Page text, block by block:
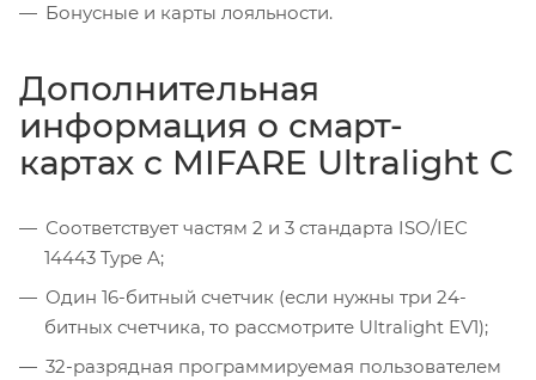
Бонусные и карты лояльности.
Дополнительная
информация о смарт-
картах с MIFARE Ultralight C
Соответствует частям 2 и 3 стандарта ISO/IEC
14443 Type A;
Один 16-битный счетчик (если нужны три 24-
битных счетчика, то рассмотрите Ultralight EV1);
32-разрядная программируемая пользователем